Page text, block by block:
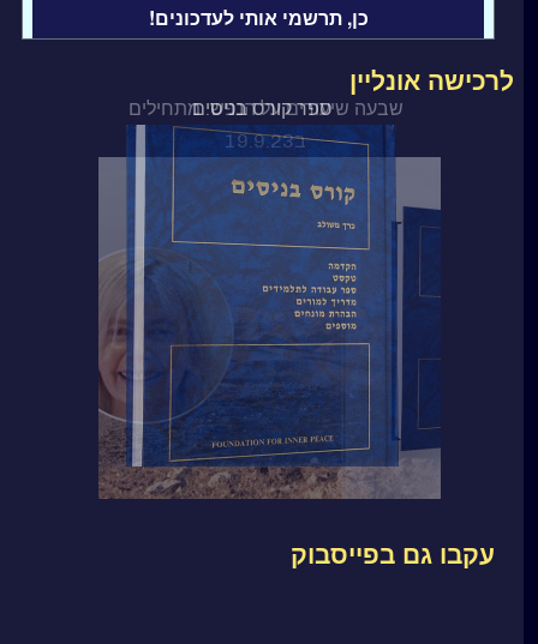
לרכישה אונליין
ספר קורס בניסים
עקבו גם בפייסבוק